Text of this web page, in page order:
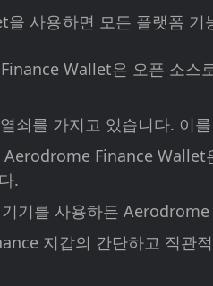
사용하면 모든 플랫폼 기
Wallet은 오픈 소스
쇠를 가지고 있습니다. 이
Aerodrome Finance Wallet
.
기를 사용하든
지갑의 간단하고 직관